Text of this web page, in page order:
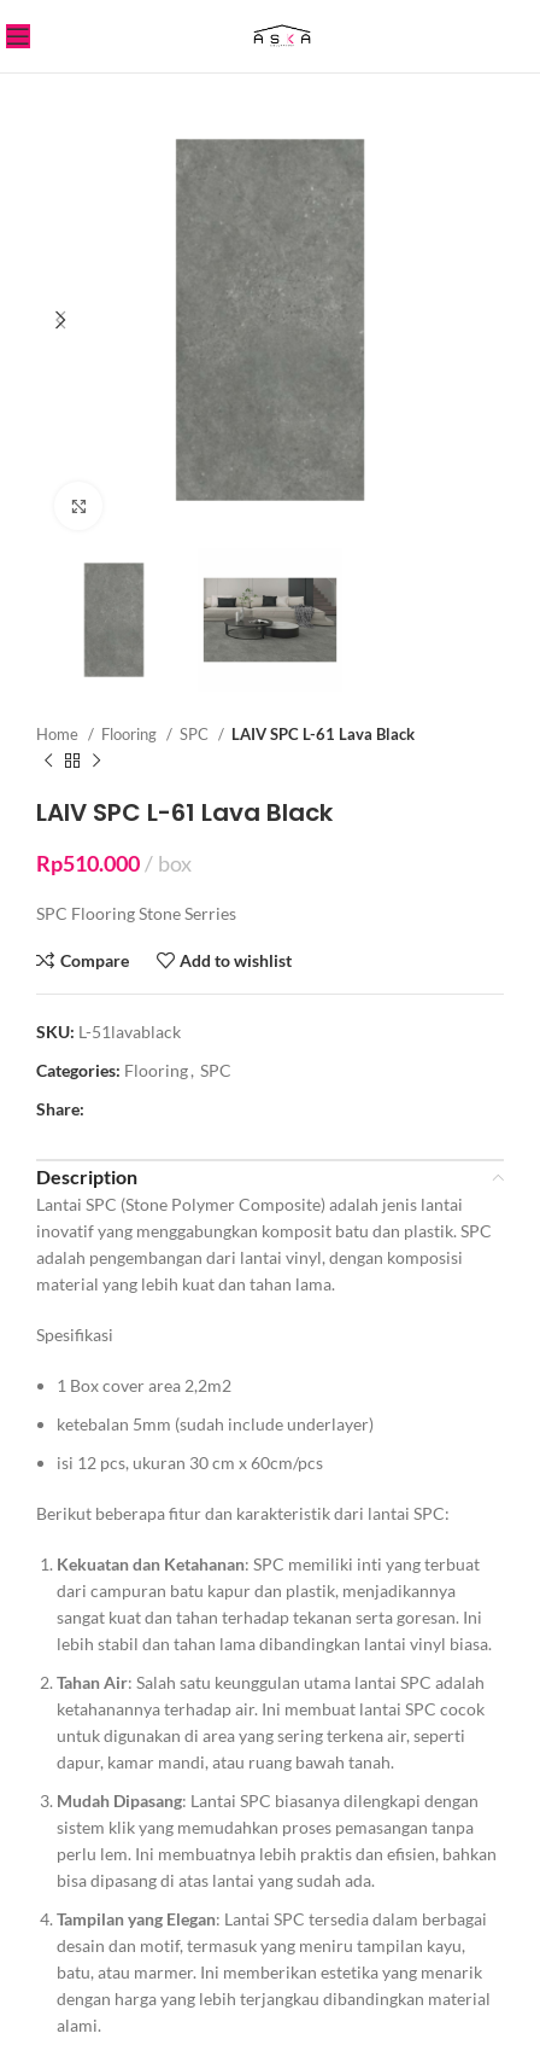
Click to enlarge
Home Flooring SPC LAIV SPC L-61 Lava Black
LAIV SPC L-61 Lava Black
Rp510.000 box
SPC Flooring Stone Serries
Compare Add to wishlist
SKU: L-51lavablack
Categories: Flooring, SPC
Share:
Description
Lantai SPC (Stone Polymer Composite) adalah jenis lantai
inovatif yang menggabungkan komposit batu dan plastik. SPC
adalah pengembangan dari lantai vinyl, dengan komposisi
material yang lebih kuat dan tahan lama.
Spesifikasi
1 Box cover area 2,2m2
ketebalan 5mm (sudah include underlayer)
isi 12 pcs, ukuran 30 cm x 60cm/pcs
Berikut beberapa fitur dan karakteristik dari lantai SPC:
Kekuatan dan Ketahanan: SPC memiliki inti yang terbuat
dari campuran batu kapur dan plastik, menjadikannya
sangat kuat dan tahan terhadap tekanan serta goresan. Ini
lebih stabil dan tahan lama dibandingkan lantai vinyl biasa.
Tahan Air: Salah satu keunggulan utama lantai SPC adalah
ketahanannya terhadap air. Ini membuat lantai SPC cocok
untuk digunakan di area yang sering terkena air, seperti
dapur, kamar mandi, atau ruang bawah tanah.
Mudah Dipasang: Lantai SPC biasanya dilengkapi dengan
sistem klik yang memudahkan proses pemasangan tanpa
perlu lem. Ini membuatnya lebih praktis dan efisien, bahkan
bisa dipasang di atas lantai yang sudah ada.
Tampilan yang Elegan: Lantai SPC tersedia dalam berbagai
desain dan motif, termasuk yang meniru tampilan kayu,
batu, atau marmer. Ini memberikan estetika yang menarik
dengan harga yang lebih terjangkau dibandingkan material
alami.